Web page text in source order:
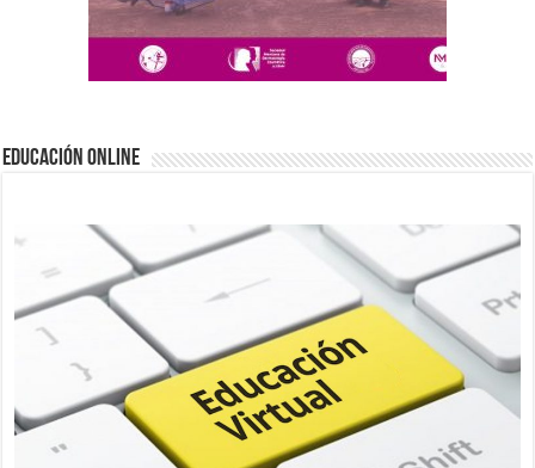
EDUCACIÓN ONLINE